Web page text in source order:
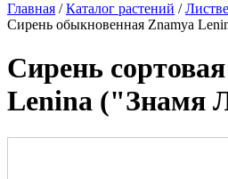
Главная /Каталог растений /
Сирень обыкновенная Znamya
Сирень
Lenina ("Знамя